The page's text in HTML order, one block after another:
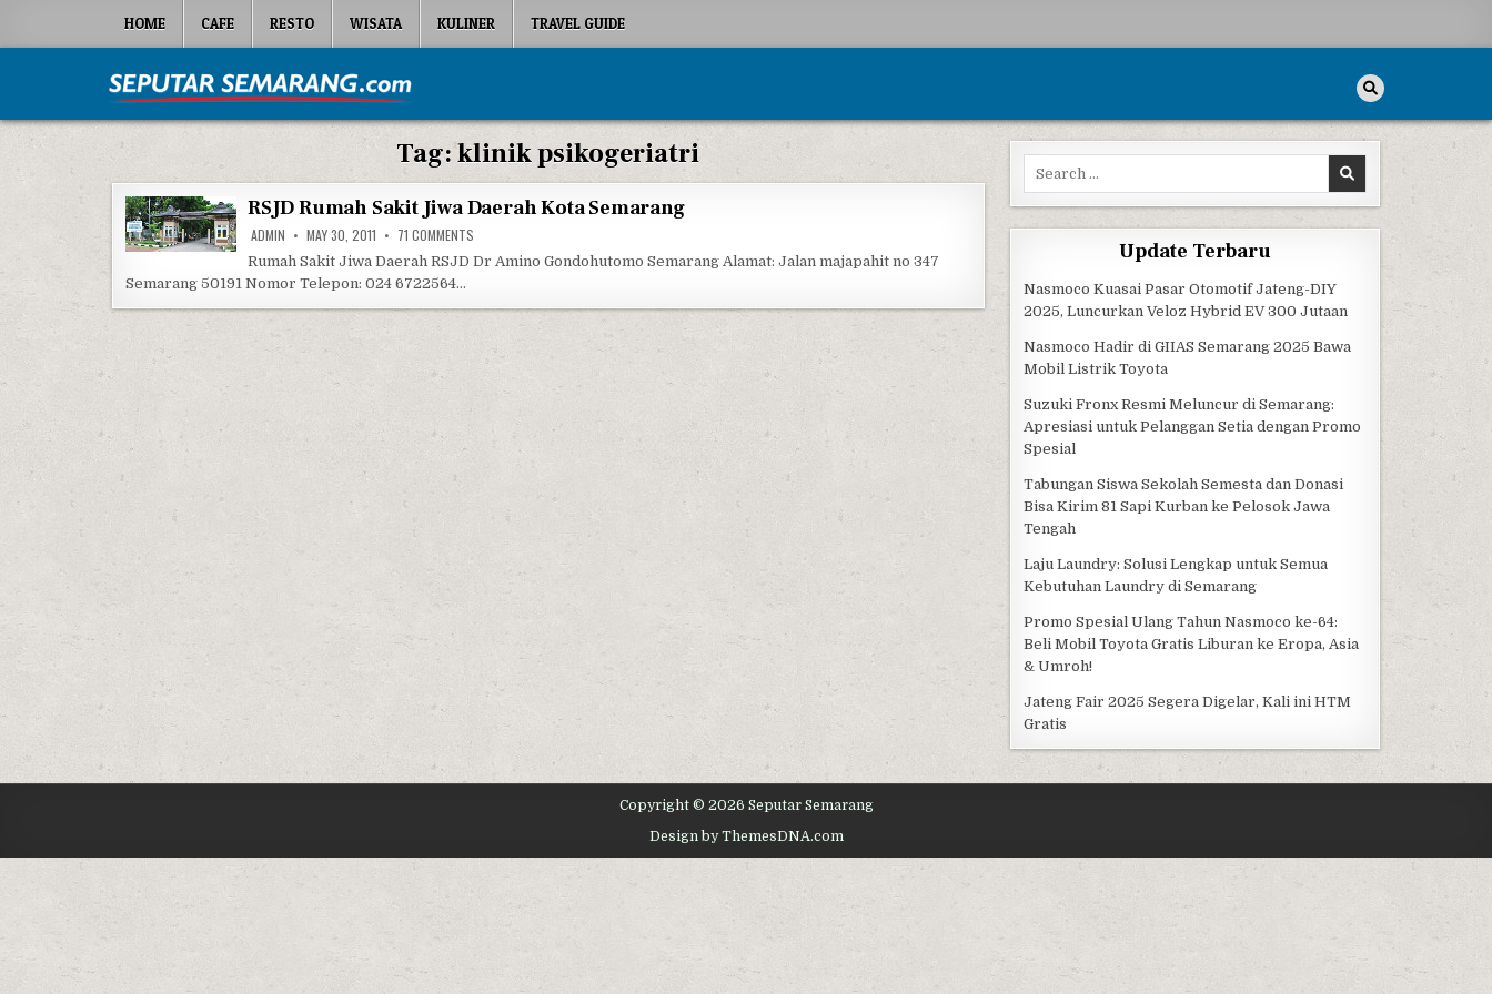
HOME CAFE RESTO WISATA KULINER TRAVEL GUIDE
Seputar Semarang
Tag:klinik psikogeriatri
RSJD Rumah Sakit Jiwa Daerah Kota Semarang
ADMIN MAY 30, 2011 71 COMMENTS
Rumah Sakit Jiwa Daerah RSJD Dr Amino Gondohutomo Semarang Alamat: Jalan majapahit no 347
Semarang 50191 Nomor Telepon: 024 6722564…
Search for:
Update Terbaru
Nasmoco Kuasai Pasar Otomotif Jateng-DIY
2025, Luncurkan Veloz Hybrid EV 300 Jutaan
Nasmoco Hadir di GIIAS Semarang 2025 Bawa
Mobil Listrik Toyota
Suzuki Fronx Resmi Meluncur di Semarang:
Apresiasi untuk Pelanggan Setia dengan Promo
Spesial
Tabungan Siswa Sekolah Semesta dan Donasi
Bisa Kirim 81 Sapi Kurban ke Pelosok Jawa
Tengah
Laju Laundry: Solusi Lengkap untuk Semua
Kebutuhan Laundry di Semarang
Promo Spesial Ulang Tahun Nasmoco ke-64:
Beli Mobil Toyota Gratis Liburan ke Eropa, Asia
& Umroh!
Jateng Fair 2025 Segera Digelar, Kali ini HTM
Gratis
Copyright © 2026 Seputar Semarang
Design by ThemesDNA.com